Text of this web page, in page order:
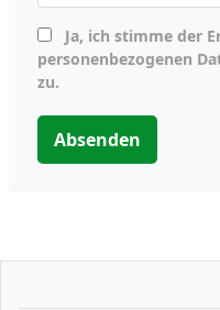
personenbezogenen
zu.
Absenden